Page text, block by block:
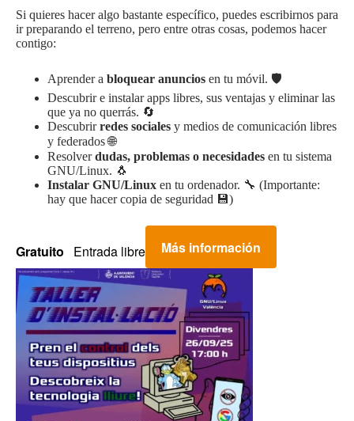
Si quieres hacer algo bastante específico, puedes escribirnos para
ir preparando el terreno, pero entre otras cosas, podemos hacer
contigo:
Aprender a bloquear anuncios en tu móvil. 🛡️
Descubrir e instalar apps libres, sus ventajas y eliminar las
que ya no querrás. 🔄
Descubrirredes sociales y medios de comunicación libres
y federados 🌐
Resolverdudas, problemas o necesidades en tu sistema
GNU/Linux. 🐧
Instalar GNU/Linux en tu ordenador. 🔧 (Importante:
hay que hacer copia de seguridad 💾)
Gratuito Entrada libre Más información